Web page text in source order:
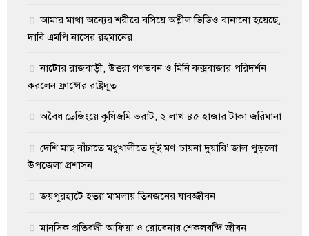
আমার মাথা অন্যের শরীরে বসিয়ে অশ্লীল ভিডিও বানানো হয়েছে,
দাবি এমপি নাসের রহমানের
নাটোর রাজবাড়ী, উত্তরা গণভবন ও মিনি কক্সবাজার পরিদর্শন
করলেন ফ্রান্সের রাষ্ট্রদূত
অবৈধ ড্রেজিংয়ে কৃষিজমি ভরাট, ২ লাখ ৪৫ হাজার টাকা জরিমানা
দেশি মাছ বাঁচাতে মধুখালীতে দুই মণ ‘চায়না দুয়ারি’ জাল পুড়লো
উপজেলা প্রশাসন
জয়পুরহাটে হত্যা মামলায় তিনজনের যাবজ্জীবন
মানসিক প্রতিবন্ধী আফিয়া ও রোবেনার শেকলবন্দি জীবন